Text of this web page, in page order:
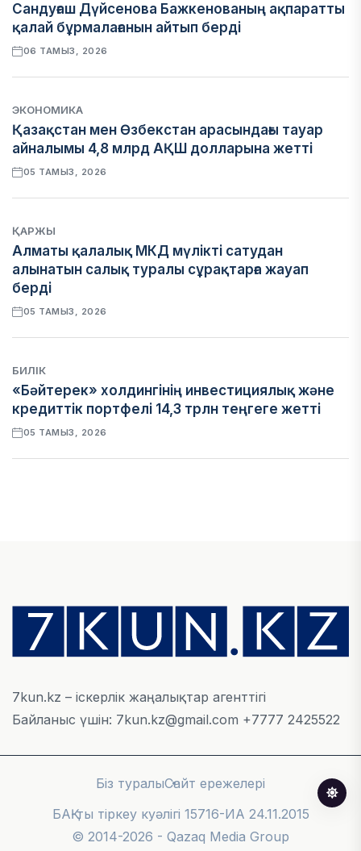
Сандуғаш Дүйсенова Бажкенованың ақпаратты
қалай бұрмалағанын айтып берді
06 ТАМЫЗ, 2026
ЭКОНОМИКА
Қазақстан мен Өзбекстан арасындағы тауар
айналымы 4,8 млрд АҚШ долларына жетті
05 ТАМЫЗ, 2026
ҚАРЖЫ
Алматы қалалық МКД мүлікті сатудан
алынатын салық туралы сұрақтарға жауап
берді
05 ТАМЫЗ, 2026
БИЛІК
«Бәйтерек» холдингінің инвестициялық және
кредиттік портфелі 14,3 трлн теңгеге жетті
05 ТАМЫЗ, 2026
ҚАРЖЫ
Отбасы банктің қолдауымен 1,5 жыл ішінде 40
мыңға жуық отбасы қоныс тойын тойлады
Freedom Travel іссапар ұйымдастыратын ЖИ
7kun.kz – іскерлік жаңалықтар агенттігі
Байланыс үшін: 7kun.kz@gmail.com +7777 2425522
Біз туралыСайт ережелері
БАҚ-ты тіркеу куәлігі 15716-ИА 24.11.2015
© 2014-2026 - Qazaq Media Group